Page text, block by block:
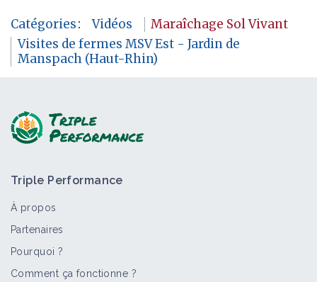
Catégories: Vidéos
Maraîchage Sol Vivant
Visites de fermes MSV Est - Jardin de
Manspach (Haut-Rhin)
Triple Performance
À propos
Partenaires
Pourquoi ?
Comment ça fonctionne ?